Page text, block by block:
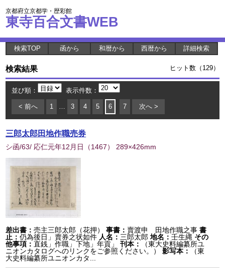
京都府立京都学・歴彩館
東寺百合文書WEB
検索TOP 函から 和暦から 西暦から 詳細検索
検索結果 ヒット数（129）
並び順： 表示件数：
< 前へ 1 … 3 4 5 6 7 次へ >
三郎太郎田地作職売券
シ函/63/ 応仁元年12月日 （1467） 289×426mm
差出書：売主三郎太郎（花押） 事書：賣渡申 田地作職之事書
止：仍為後日」賣券之状如件 人名： 三郎太郎 地名：壬生縄 その
他事項：直銭」作職」下地」年貢」刊本：
（東大史料編纂所ユ
ニオンカタログへのリンクをご参照ください。）
影写本：
（東
大史料編纂所ユニオンカタ...